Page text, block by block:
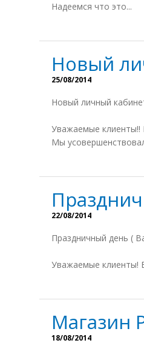
Надеемся что это...
Новый
25/08/2014
Новый личный
Уважаемые клиенты!!
Мы
22/08/2014
Праздничный день (
Уважаемые клиенты!
Mагазин
18/08/2014